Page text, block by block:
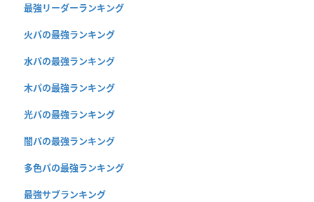
最強リーダーランキング
火パの最強ランキング
水パの最強ランキング
木パの最強ランキング
光パの最強ランキング
闇パの最強ランキング
多色パの最強ランキング
最強サブランキング